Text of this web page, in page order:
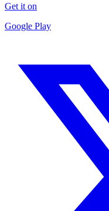
Get it on
Google Play